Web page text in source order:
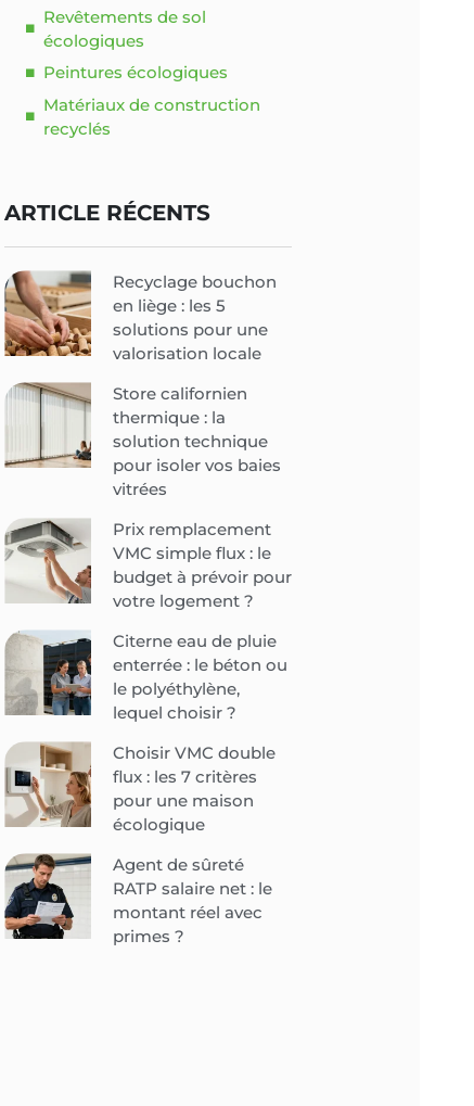
Revêtements de sol
écologiques
Peintures écologiques
Matériaux de construction
recyclés
ARTICLE RÉCENTS
Recyclage bouchon
en liège : les 5
solutions pour une
valorisation locale
Store californien
thermique : la
solution technique
pour isoler vos baies
vitrées
Prix remplacement
VMC simple flux : le
budget à prévoir pour
votre logement ?
Citerne eau de pluie
enterrée : le béton ou
le polyéthylène,
lequel choisir ?
Choisir VMC double
flux : les 7 critères
pour une maison
écologique
Agent de sûreté
RATP salaire net : le
montant réel avec
primes ?